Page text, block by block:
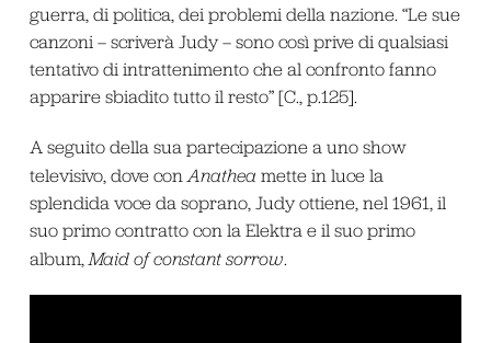
guerra, di politica, dei problemi della nazione. “Le sue
canzoni – scriverà Judy – sono così prive di qualsiasi
tentativo di intrattenimento che al confronto fanno
apparire sbiadito tutto il resto” [C., p.125].
A seguito della sua partecipazione a uno show
televisivo, dove con Anathea mette in luce la
splendida voce da soprano, Judy ottiene, nel 1961, il
suo primo contratto con la Elektra e il suo primo
album, Maid of constant sorrow.